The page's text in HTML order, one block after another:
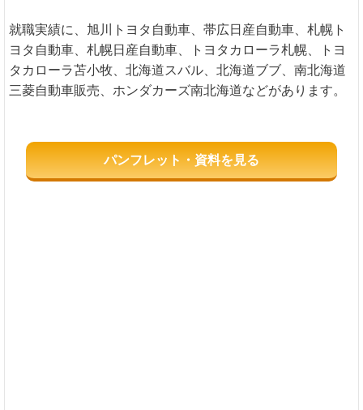
就職実績に、旭川トヨタ自動車、帯広日産自動車、札幌ト
ヨタ自動車、札幌日産自動車、トヨタカローラ札幌、トヨ
タカローラ苫小牧、北海道スバル、北海道ブブ、南北海道
三菱自動車販売、ホンダカーズ南北海道などがあります。
パンフレット・資料を見る